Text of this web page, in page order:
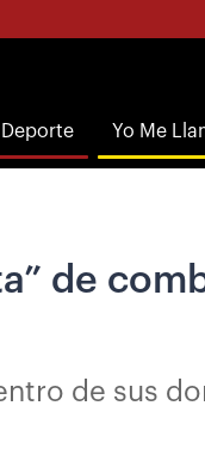
Yo Me
de
de sus